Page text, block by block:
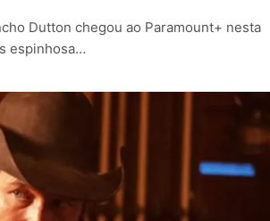
Dutton chegou ao Paramount+ nesta
espinhosa…